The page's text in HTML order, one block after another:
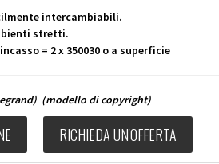
intercambiabili.
stretti.
= 2 x 350030 o a superficie
(modello di copyright)
RICHIEDA UN'OFFERTA